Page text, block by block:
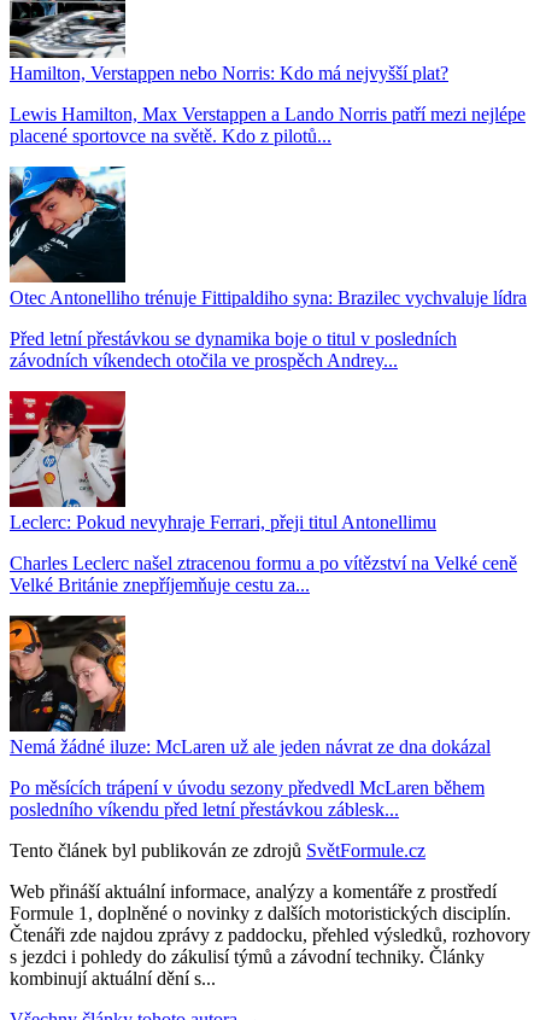
Hamilton, Verstappen nebo Norris: Kdo má nejvyšší plat?
Lewis Hamilton, Max Verstappen a Lando Norris patří mezi nejlépe
placené sportovce na světě. Kdo z pilotů...
Otec Antonelliho trénuje Fittipaldiho syna: Brazilec vychvaluje lídra
Před letní přestávkou se dynamika boje o titul v posledních
závodních víkendech otočila ve prospěch Andrey...
Leclerc: Pokud nevyhraje Ferrari, přeji titul Antonellimu
Charles Leclerc našel ztracenou formu a po vítězství na Velké ceně
Velké Británie znepříjemňuje cestu za...
Nemá žádné iluze: McLaren už ale jeden návrat ze dna dokázal
Po měsících trápení v úvodu sezony předvedl McLaren během
posledního víkendu před letní přestávkou záblesk...
Tento článek byl publikován ze zdrojů SvětFormule.cz
Web přináší aktuální informace, analýzy a komentáře z prostředí
Formule 1, doplněné o novinky z dalších motoristických disciplín.
Čtenáři zde najdou zprávy z paddocku, přehled výsledků, rozhovory
s jezdci i pohledy do zákulisí týmů a závodní techniky. Články
kombinují aktuální dění s...